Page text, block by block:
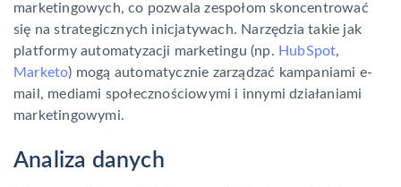
marketingowych, co pozwala zespołom skoncentrować
się na strategicznych inicjatywach. Narzędzia takie jak
platformy automatyzacji marketingu (np. HubSpot,
Marketo) mogą automatycznie zarządzać kampaniami e-
mail, mediami społecznościowymi i innymi działaniami
marketingowymi.
Analiza danych